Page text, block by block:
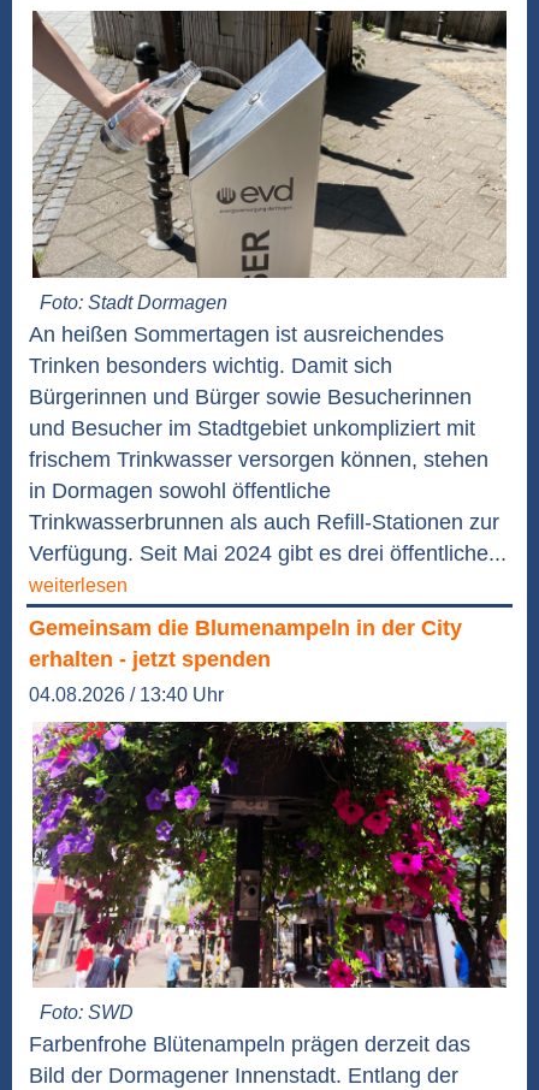
Foto: Stadt Dormagen
An heißen Sommertagen ist ausreichendes
Trinken besonders wichtig. Damit sich
Bürgerinnen und Bürger sowie Besucherinnen
und Besucher im Stadtgebiet unkompliziert mit
frischem Trinkwasser versorgen können, stehen
in Dormagen sowohl öffentliche
Trinkwasserbrunnen als auch Refill-Stationen zur
Verfügung. Seit Mai 2024 gibt es drei öffentliche...
weiterlesen
Gemeinsam die Blumenampeln in der City
erhalten - jetzt spenden
04.08.2026 / 13:40 Uhr
Foto: SWD
Farbenfrohe Blütenampeln prägen derzeit das
Bild der Dormagener Innenstadt. Entlang der